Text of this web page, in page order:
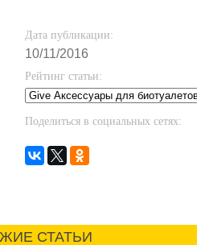
Дата публикации:
10/11/2016
Рейтинг статьи:
Поделиться в социальных сетях:
СТАТЬИ